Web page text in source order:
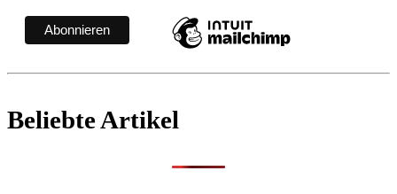
Beliebte Artikel